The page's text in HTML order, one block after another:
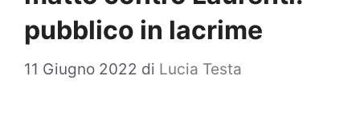
pubblico in lacrime
11 Giugno 2022 di Lucia Testa